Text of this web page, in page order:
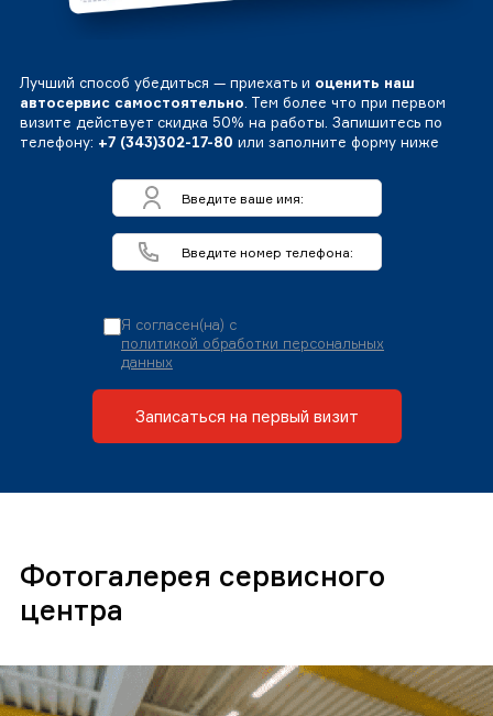
Лучший способ убедиться — приехать и оценить наш
автосервис самостоятельно. Тем более что при первом
визите действует скидка 50% на работы. Запишитесь по
телефону: +7 (343)302-17-80 или заполните форму ниже
Я согласен(на) с
политикой обработки персональных
данных
Записаться на первый визит
Фотогалерея сервисного
центра